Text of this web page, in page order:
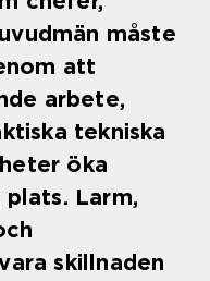
måste
att
arbete,
tekniska
öka
Larm,
skillnaden